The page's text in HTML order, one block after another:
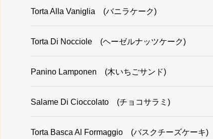
Torta Alla Vaniglia (バニラケーク)
Torta Di Nocciole (ヘーゼルナッツケーク)
Panino Lamponen (木いちごサンド)
Salame Di Cioccolato (チョコサラミ)
Torta Basca Al Formaggio (バスクチーズケーキ)